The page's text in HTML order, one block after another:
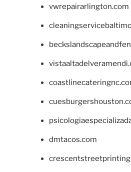
vwrepairarlington.com
dmtacos.com